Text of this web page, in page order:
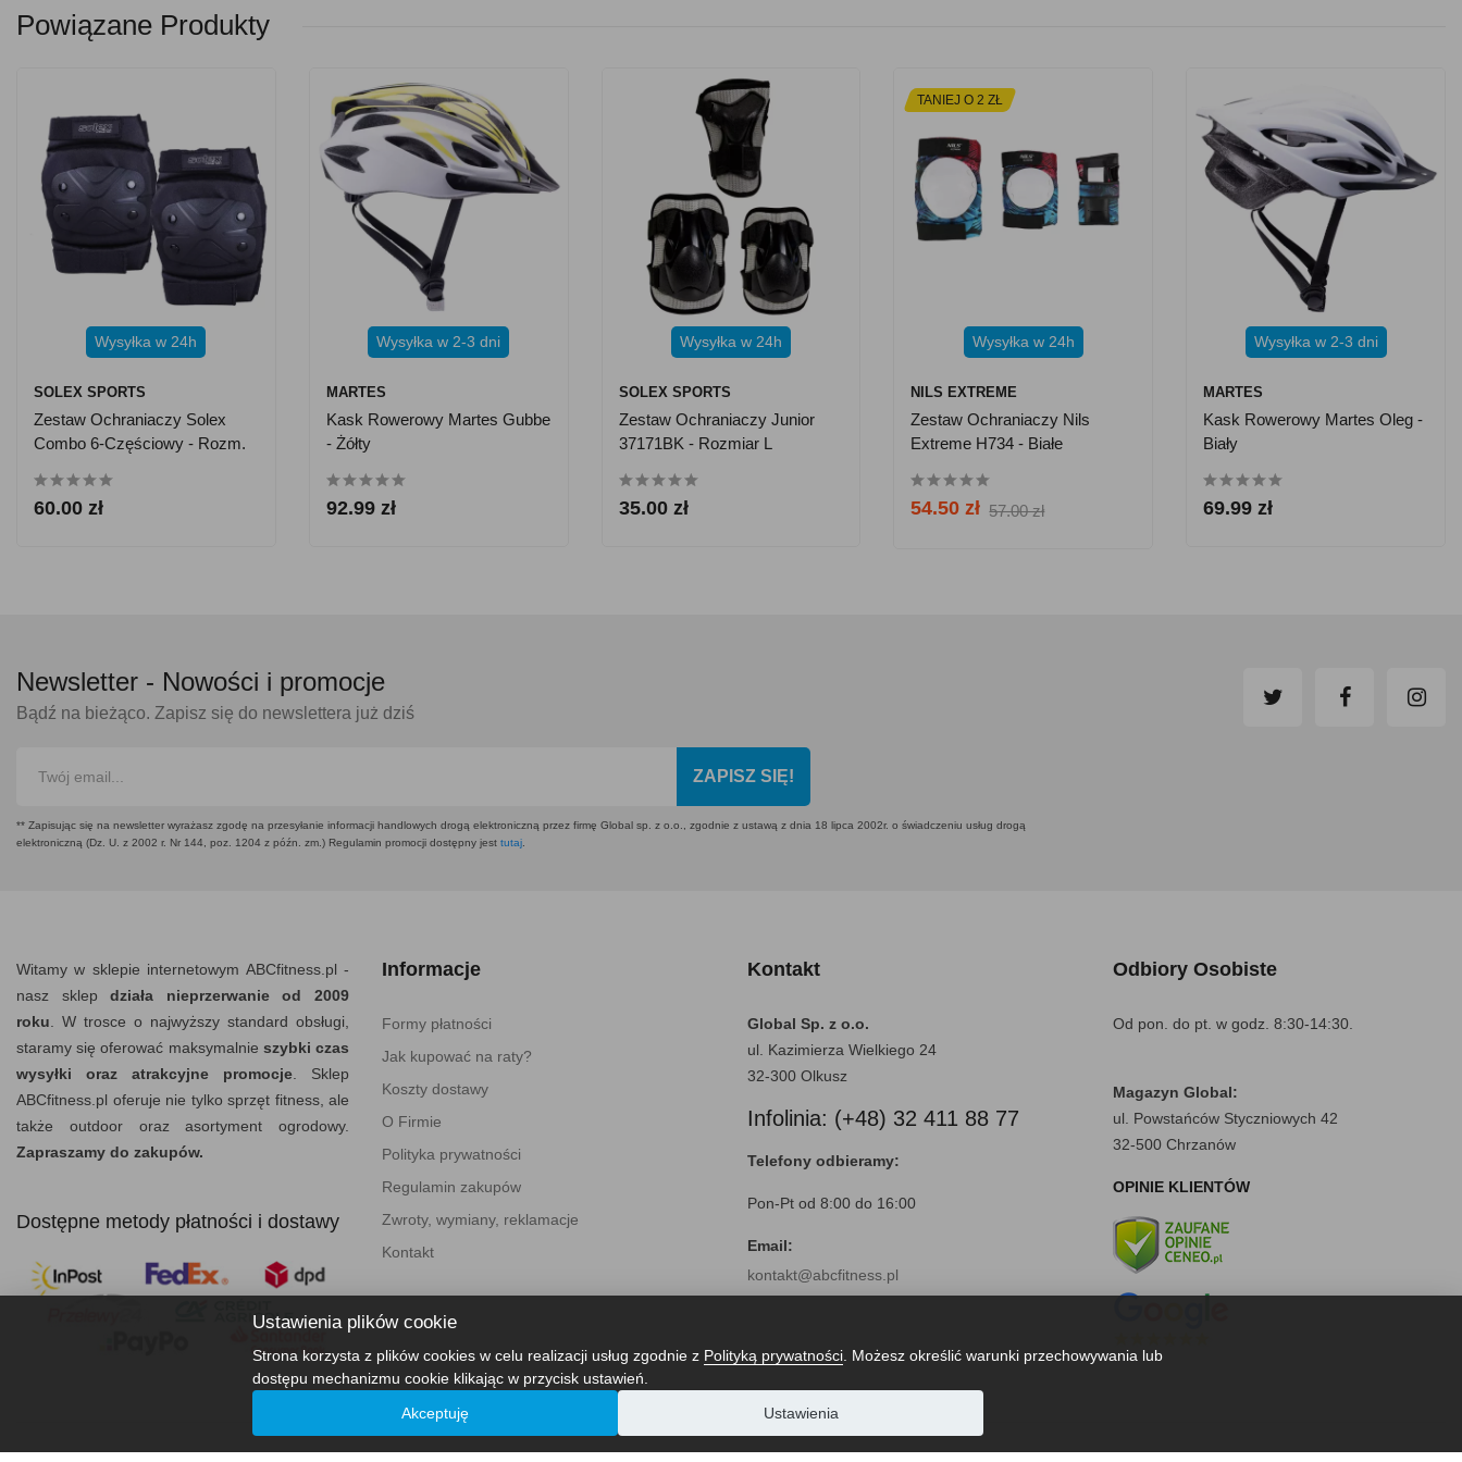
Powiązane Produkty
Wysyłka w 24h
SOLEX SPORTS
Zestaw Ochraniaczy Solex
Combo 6-Częściowy - Rozm.
60.00 zł
Wysyłka w 2-3 dni
MARTES
Kask Rowerowy Martes Gubbe
- Żółty
92.99 zł
Wysyłka w 24h
SOLEX SPORTS
Zestaw Ochraniaczy Junior
37171BK - Rozmiar L
35.00 zł
TANIEJ O 2 ZŁ
Wysyłka w 24h
NILS EXTREME
Zestaw Ochraniaczy Nils
Extreme H734 - Białe
54.50 zł 57.00 zł
Wysyłka w 2-3 dni
MARTES
Kask Rowerowy Martes Oleg -
Biały
69.99 zł
Newsletter - Nowości i promocje
Bądź na bieżąco. Zapisz się do newslettera już dziś
ZAPISZ SIĘ!
** Zapisując się na newsletter wyrażasz zgodę na przesyłanie informacji handlowych drogą elektroniczną przez firmę Global sp. z o.o., zgodnie z ustawą z dnia 18 lipca 2002r. o świadczeniu usług drogą
elektroniczną (Dz. U. z 2002 r. Nr 144, poz. 1204 z późn. zm.) Regulamin promocji dostępny jest tutaj
Witamy w sklepie internetowym ABCfitness.pl -
nasz sklepdziała nieprzerwanie od 2009
roku . W trosce o najwyższy standard obsługi,
staramy się oferować maksymalnie szybki czas
wysyłki oraz atrakcyjne promocje . Sklep
ABCfitness.pl oferuje nie tylko sprzęt fitness, ale
także outdoor oraz asortyment ogrodowy.
Zapraszamy do zakupów.
Dostępne metody płatności i dostawy
Informacje
Formy płatności
Jak kupować na raty?
Koszty dostawy
O Firmie
Polityka prywatności
Regulamin zakupów
Zwroty, wymiany, reklamacje
Kontakt
Kontakt
Global Sp. z o.o.
ul. Kazimierza Wielkiego 24
32-300 Olkusz
Infolinia: (+48) 32 411 88 77
Telefony odbieramy:
Pon-Pt od 8:00 do 16:00
Email:
kontakt@abcfitness.pl
Odbiory Osobiste
Od pon. do pt. w godz. 8:30-14:30.
Magazyn Global:
ul. Powstańców Styczniowych 42
32-500 Chrzanów
OPINIE KLIENTÓW
Ustawienia plików cookie
Strona korzysta z plików cookies w celu realizacji usług zgodnie z Polityką prywatności . Możesz określić warunki przechowywania lub
dostępu mechanizmu cookie klikając w przycisk ustawień.
Akceptuję Ustawienia